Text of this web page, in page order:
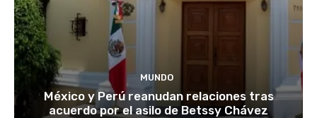
MUNDO
México y Perú reanudan relaciones tras
acuerdo por el asilo de Betssy Chávez